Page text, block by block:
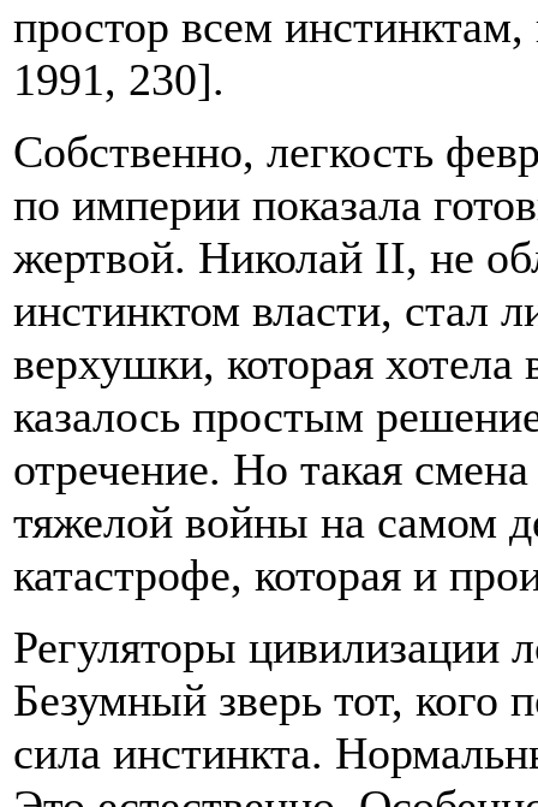
простор всем
1991, 230].
Собственно, легкость
по империи показала
жертвой. Николай II, не
инстинктом власти, стал
верхушки, которая
казалось простым
отречение. Но такая
тяжелой войны на самом
катастрофе, которая и
Регуляторы цивилизации
Безумный зверь тот, кого
сила инстинкта.